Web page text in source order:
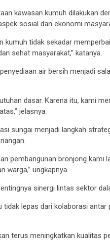
kawasan kumuh dilakukan
sosial dan ekonomi
kumuh tidak sekadar
sehat masyarakat,” katanya.
air bersih menjadi
dasar. Karena itu, kami
jelasnya.
sungai menjadi langkah
pembangunan bronjong kami
warga,” ungkapnya.
sinergi lintas sektor
tidak lepas dari kolaborasi
terus meningkatkan kualitas